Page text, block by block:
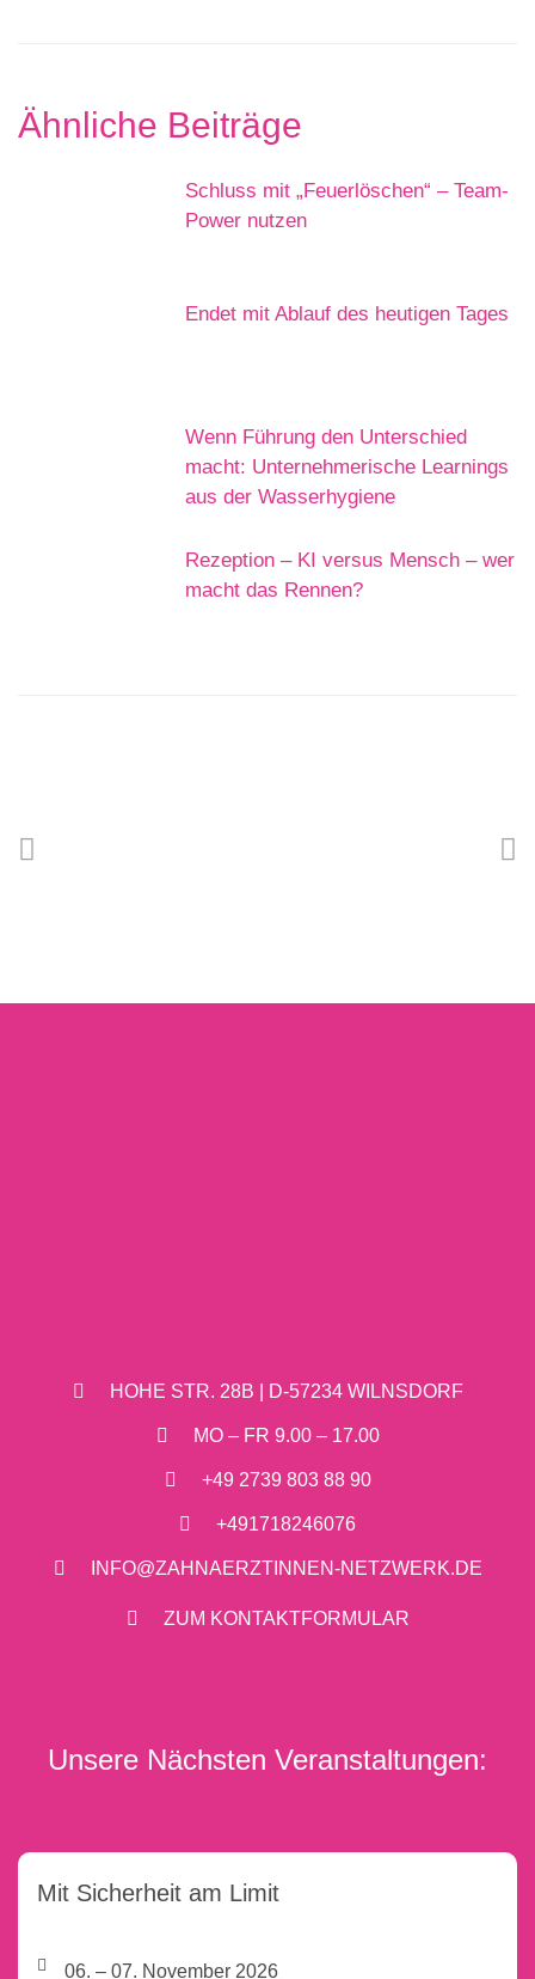
Ähnliche Beiträge
Schluss mit „Feuerlöschen“ – Team-
Power nutzen
Endet mit Ablauf des heutigen Tages
Wenn Führung den Unterschied
macht: Unternehmerische Learnings
aus der Wasserhygiene
Rezeption – KI versus Mensch – wer
macht das Rennen?
HOHE STR. 28B | D-57234 WILNSDORF
MO – FR 9.00 – 17.00
+49 2739 803 88 90
+491718246076
INFO@ZAHNAERZTINNEN-NETZWERK.DE
ZUM KONTAKTFORMULAR
Unsere Nächsten Veranstaltungen:
Mit Sicherheit am Limit
06. – 07. November 2026